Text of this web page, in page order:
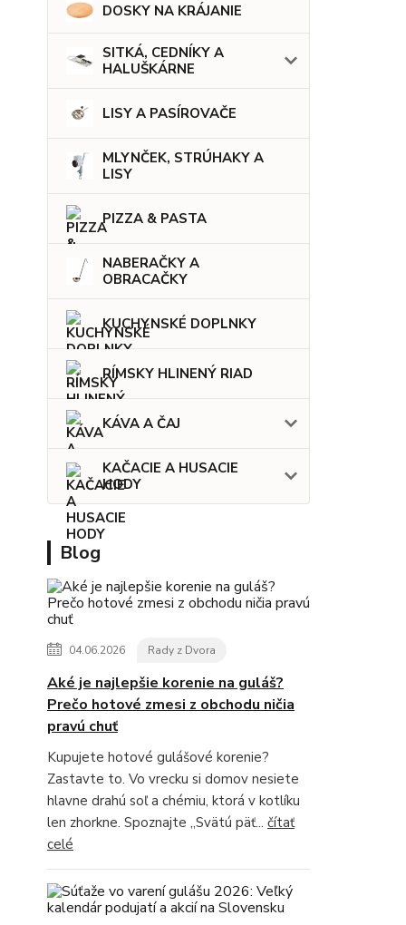
DOSKY NA KRÁJANIE
SITKÁ, CEDNÍKY A
HALUŠKÁRNE
LISY A PASÍROVAČE
MLYNČEK, STRÚHAKY A
LISY
PIZZA & PASTA
NABERAČKY A
OBRACAČKY
KUCHYNSKÉ DOPLNKY
RÍMSKY HLINENÝ RIAD
KÁVA A ČAJ
KAČACIE A HUSACIE
HODY
Blog
04.06.2026 Rady z Dvora
Aké je najlepšie korenie na guláš?
Prečo hotové zmesi z obchodu ničia
pravú chuť
Kupujete hotové gulášové korenie?
Zastavte to. Vo vrecku si domov nesiete
hlavne drahú soľ a chémiu, ktorá v kotlíku
len zhorkne. Spoznajte „Svätú päť... čítať
celé